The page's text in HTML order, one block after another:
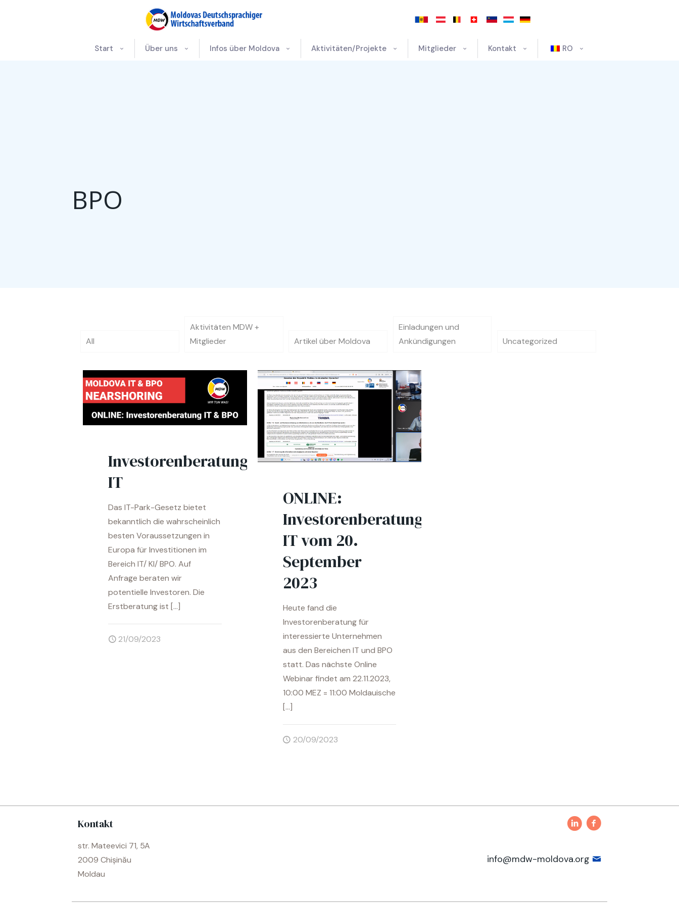
Start Über uns Infos über Moldova Aktivitäten/Projekte Mitglieder Kontakt RO
BPO
All
Aktivitäten MDW +
Mitglieder
Artikel über Moldova
Einladungen und
Ankündigungen
Uncategorized
Investorenberatung
IT
Das IT-Park-Gesetz bietet
bekanntlich die wahrscheinlich
besten Voraussetzungen in
Europa für Investitionen im
Bereich IT/ KI/ BPO. Auf
Anfrage beraten wir
potentielle Investoren. Die
Erstberatung ist […]
21/09/2023
ONLINE:
Investorenberatung
IT vom 20.
September
2023
Heute fand die
Investorenberatung für
interessierte Unternehmen
aus den Bereichen IT und BPO
statt. Das nächste Online
Webinar findet am 22.11.2023,
10:00 MEZ = 11:00 Moldauische
[…]
20/09/2023
Kontakt
str. Mateevici 71, 5A
2009 Chișinău
Moldau
info@mdw-moldova.org